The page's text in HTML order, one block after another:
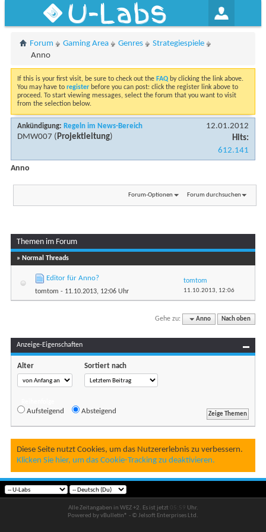
U-Labs
Forum Gaming Area Genres
Strategiespiele
Anno
If this is your first visit, be sure to check out the FAQ by clicking the link above.
You may have to register before you can post: click the register link above to
proceed. To start viewing messages, select the forum that you want to visit
from the selection below.
Ankündigung: Regeln im News-Bereich
DMW007 (Projektleitung)
12.01.2012
Hits:
612.141
Anno
Forum-Optionen Forum durchsuchen
Themen im Forum
» Normal Threads
Editor für Anno?
tomtom - 11.10.2013, 12:06 Uhr
tomtom
11.10.2013, 12:06
Gehe zu: Anno Nach oben
Anzeige-Eigenschaften
Alter Sortiert nach
Aufsteigend Absteigend
Diese Seite nutzt Cookies, um das Nutzererlebnis zu verbessern.
Klicken Sie hier, um das Cookie-Tracking zu deaktivieren.
Alle Zeitangaben in WEZ +2. Es ist jetzt 05:59 Uhr.
Powered by vBulletin® - © Jelsoft Enterprises Ltd.